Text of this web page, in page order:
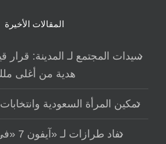
المقالات الأخيرة
سيدات المجتمع لـ المدينة: قرار
هدية من أغلى
تمكين المرأة السعودية
نفاد طرازات لـ «آيفون 7 «في اليوم الأول